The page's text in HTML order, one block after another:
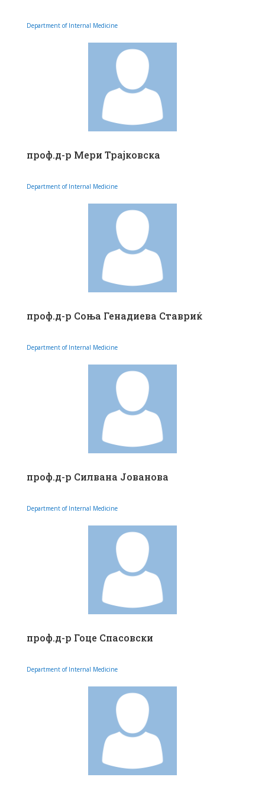
Department of Internal Medicine
проф.д-р Мери Трајковска
Department of Internal Medicine
проф.д-р Соња Генадиева Ставриќ
Department of Internal Medicine
проф.д-р Силвана Јованова
Department of Internal Medicine
проф.д-р Гоце Спасовски
Department of Internal Medicine